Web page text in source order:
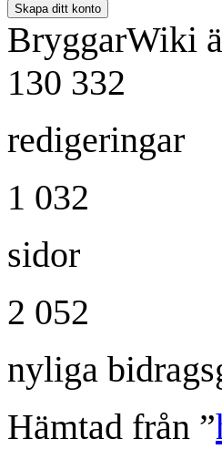
Skapa ditt konto
BryggarWiki
130 332
redigeringar
1 032
sidor
2 052
nyliga
Hämtad från ”